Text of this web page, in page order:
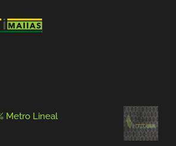
Metro Lineal